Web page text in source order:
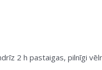
2 h pastaigas, pilnīgi